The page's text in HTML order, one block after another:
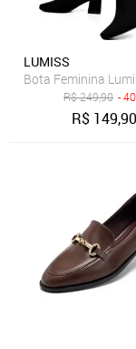
LUMISS
Bota Feminina
R$249,90 -
R$ 149,90